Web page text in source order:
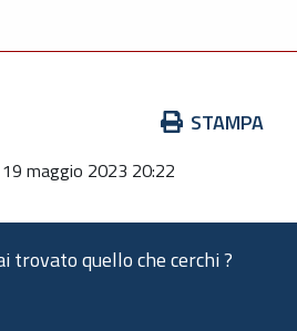
STAMPA
19 maggio 2023 20:22
trovato quello che cerchi ?